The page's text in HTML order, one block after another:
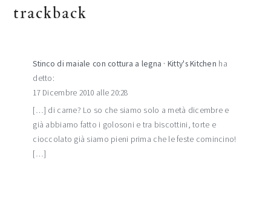
trackback
Stinco di maiale con cottura a legna · Kitty's Kitchen ha
detto:
17 Dicembre 2010 alle 20:28
[…] di carne? Lo so che siamo solo a metà dicembre e
già abbiamo fatto i golosoni e tra biscottini, torte e
cioccolato già siamo pieni prima che le feste comincino!
[…]